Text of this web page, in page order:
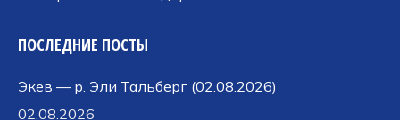
ПОСЛЕДНИЕ ПОСТЫ
Экев — р. Эли Тальберг (02.08.2026)
02.08.2026